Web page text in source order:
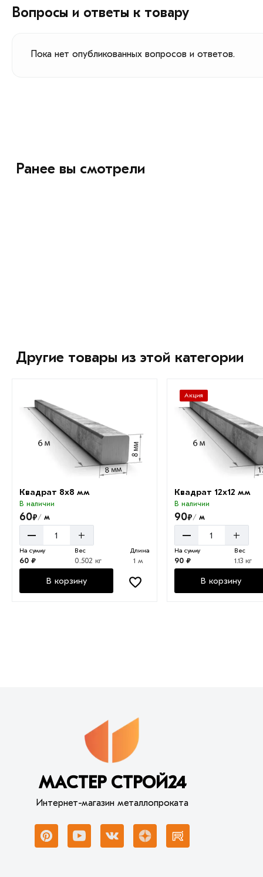
Вопросы и ответы к товару
Пока нет опубликованных вопросов и ответов.
Ранее вы смотрели
Другие товары из этой категории
Квадрат 8х8 мм
В наличии
60₽/ м
– +
На сумму
60 ₽
Вес
0.502 кг
Длина
1 м
В корзину
Акция
Квадрат 12х12 мм
В наличии
90₽/ м
– +
На сумму
90 ₽
Вес
1.13 кг
В корзину
МАСТЕР СТРОЙ24
Интернет-магазин металлопроката